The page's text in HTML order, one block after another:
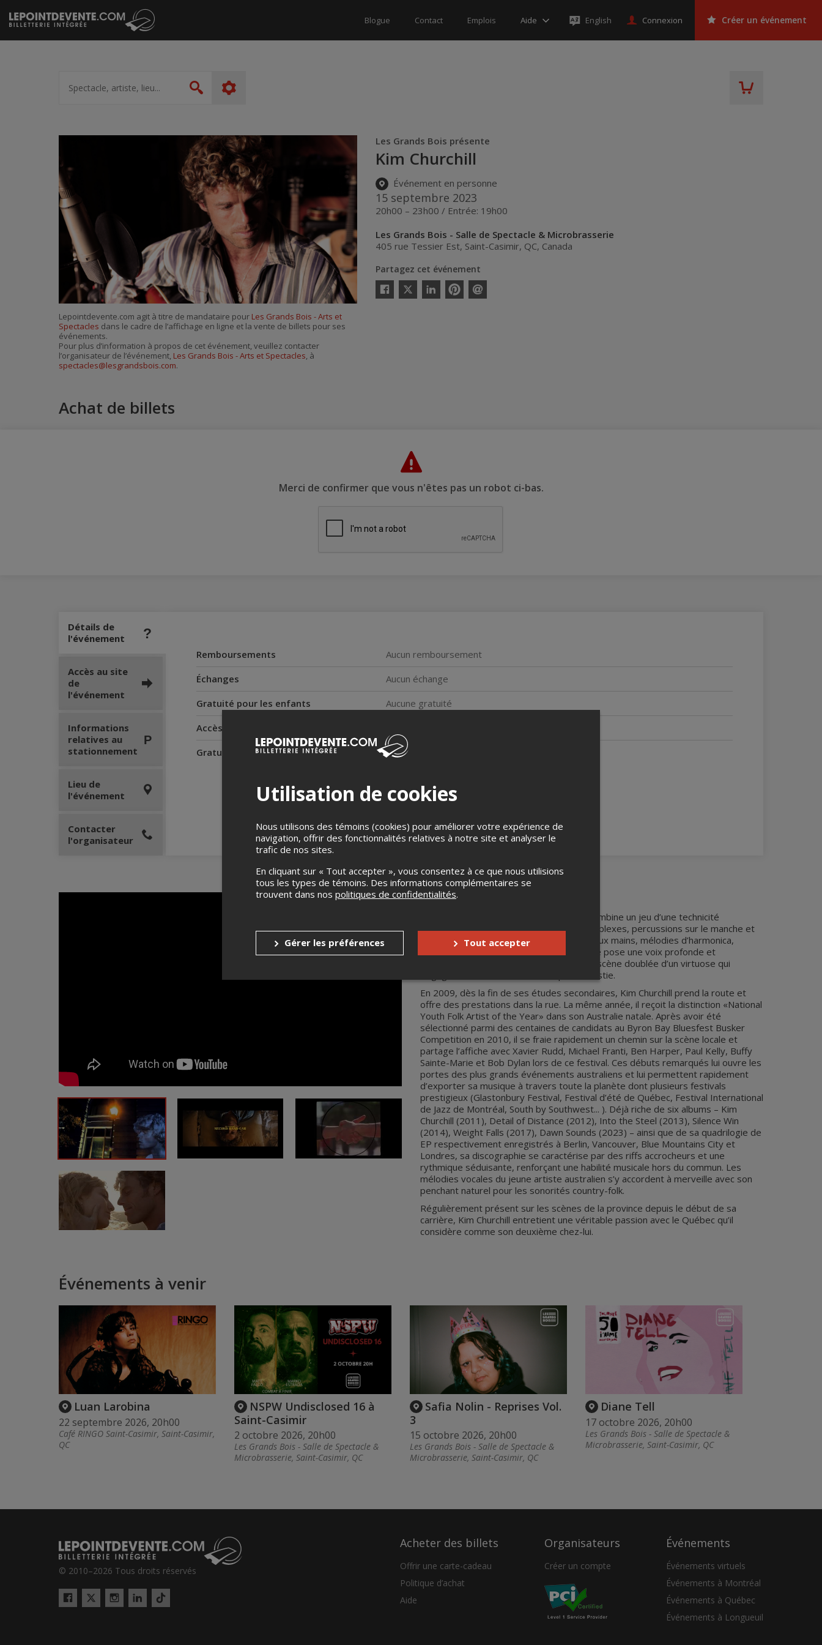
Passer
au
contenu
Blogue Contact Emplois Aide English Connexion Créer un événement
artiste,
lieu...
Rechercher
Les Grands Bois présente
Kim Churchill
Événement en personne
15 septembre 2023
20h00 – 23h00 / Entrée: 19h00
Les Grands Bois - Salle de Spectacle & Microbrasserie
405 rue Tessier Est, Saint-Casimir, QC, Canada
Partagez cet événement
Facebook
Twitter
LinkedinPinterestEnvoyer
Lepointdevente.com agit à titre de mandataire pour Les Grands Bois - Arts et
Spectacles dans le cadre de l’affichage en ligne et la vente de billets pour ses
événements.
Pour plus d’information à propos de cet événement, veuillez contacter
l’organisateur de l’événement, Les Grands Bois - Arts et Spectacles, à
spectacles@lesgrandsbois.com.
Achat de billets
Merci de confirmer que vous n'êtes pas un robot ci-bas.
Détails de
l'événement
Remboursements
Aucun remboursement
Échanges
Aucun échange
Gratuité pour les enfants
Aucune gratuité
Accès pour personnes à mobilité réduite
Gratuité pour l'accompagnateur
Oui
Accès au site
de
l'événement
Informations
relatives au
stationnement
Lieu de
l'événement
Contacter
l'organisateur
Kim Churchill
Kim Churchill vit pour et par la guitare. Il combine un jeu d’une technicité
redoutable, mêlant «picking» des plus complexes, percussions sur le manche et
la caisse de résonnance, «tapping» des deux mains, mélodies d’harmonica,
percussions jouées au pied sur lesquels se pose une voix profonde et
émouvante. Kim Churchill est une bête de scène doublée d’un virtuose qui
dégage néanmoins une authentique modestie.
En 2009, dès la fin de ses études secondaires, Kim Churchill prend la route et
offre des prestations dans la rue. La même année, il reçoit la distinction «National
Youth Folk Artist of the Year» dans son Australie natale. Après avoir été
sélectionné parmi des centaines de candidats au Byron Bay Bluesfest Busker
Competition en 2010, il se fraie rapidement un chemin sur la scène locale et
partage l’affiche avec Xavier Rudd, Michael Franti, Ben Harper, Paul Kelly, Buffy
Sainte-Marie et Bob Dylan lors de ce festival. Ces débuts remarqués lui ouvre les
portes des plus grands événements australiens et lui permettent rapidement
d’exporter sa musique à travers toute la planète dont plusieurs festivals
prestigieux (Glastonbury Festival, Festival d’été de Québec, Festival International
de Jazz de Montréal, South by Southwest... ). Déjà riche de six albums – Kim
Churchill (2011), Detail of Distance (2012), Into the Steel (2013), Silence Win
(2014), Weight Falls (2017), Dawn Sounds (2023) – ainsi que de sa quadrilogie de
EP respectivement enregistrés à Berlin, Vancouver, Blue Mountains City et
Londres, sa discographie se caractérise par des riffs accrocheurs et une
rythmique séduisante, renforçant une habilité musicale hors du commun. Les
mélodies vocales du jeune artiste australien s’y accordent à merveille avec son
penchant naturel pour les sonorités country-folk.
Régulièrement présent sur les scènes de la province depuis le début de sa
carrière, Kim Churchill entretient une véritable passion avec le Québec qu’il
considère comme son deuxième chez-lui.
Événements à venir
Luan Larobina
22 septembre 2026, 20h00
Café RINGO Saint-Casimir, Saint-Casimir,
QC
NSPW Undisclosed 16 à
Saint-Casimir
2 octobre 2026, 20h00
Les Grands Bois - Salle de Spectacle &
Microbrasserie, Saint-Casimir, QC
Safia Nolin - Reprises Vol.
3
15 octobre 2026, 20h00
Les Grands Bois - Salle de Spectacle &
Microbrasserie, Saint-Casimir, QC
Diane Tell
17 octobre 2026, 20h00
Les Grands Bois - Salle de Spectacle &
Microbrasserie, Saint-Casimir, QC
© 2010–2026 Tous droits réservés
Facebook
Twitter
InstagramLinkedIn
Tiktok
Acheter des billets
Offrir une carte-cadeau
Politique d’achat
Aide
Organisateurs
Créer un compte
Événements
Événements virtuels
Événements à Montréal
Événements à Québec
Événements à Longueuil
Utilisation de cookies
Nous utilisons des témoins (cookies) pour améliorer votre expérience de
navigation, offrir des fonctionnalités relatives à notre site et analyser le
trafic de nos sites.
En cliquant sur « Tout accepter », vous consentez à ce que nous utilisions
tous les types de témoins. Des informations complémentaires se
trouvent dans nos politiques de confidentialités.
Gérer les préférences Tout accepter